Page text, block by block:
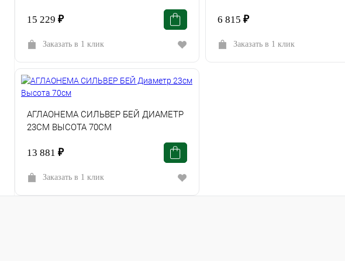
15 229 ₽
Заказать в 1 клик
6 815₽
Заказать в 1 клик
АГЛАОНЕМА СИЛЬВЕР БЕЙ ДИАМЕТР
23СМ ВЫСОТА 70СМ
13 881 ₽
Заказать в 1 клик